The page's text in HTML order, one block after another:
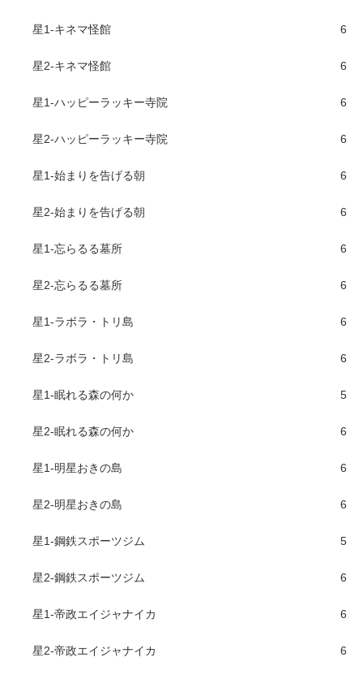
星1-キネマ怪館 6
星2-キネマ怪館 6
星1-ハッピーラッキー寺院 6
星2-ハッピーラッキー寺院 6
星1-始まりを告げる朝 6
星2-始まりを告げる朝 6
星1-忘らるる墓所 6
星2-忘らるる墓所 6
星1-ラボラ・トリ島 6
星2-ラボラ・トリ島 6
星1-眠れる森の何か 5
星2-眠れる森の何か 6
星1-明星おきの島 6
星2-明星おきの島 6
星1-鋼鉄スポーツジム 5
星2-鋼鉄スポーツジム 6
星1-帝政エイジャナイカ 6
星2-帝政エイジャナイカ 6